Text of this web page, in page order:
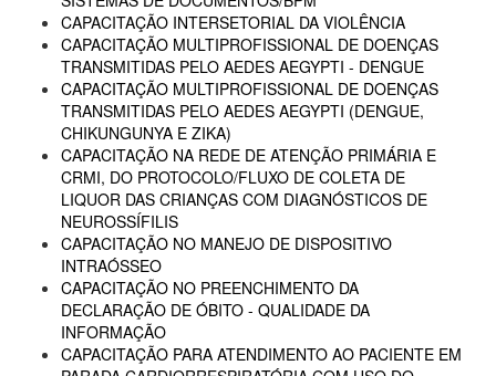
CAPACITAÇÃO INTERSETORIAL DA VIOLÊNCIA
CAPACITAÇÃO MULTIPROFISSIONAL DE DOENÇAS
TRANSMITIDAS PELO AEDES AEGYPTI - DENGUE
CAPACITAÇÃO MULTIPROFISSIONAL DE DOENÇAS
TRANSMITIDAS PELO AEDES AEGYPTI (DENGUE,
CHIKUNGUNYA E ZIKA)
CAPACITAÇÃO NA REDE DE ATENÇÃO PRIMÁRIA E
CRMI, DO PROTOCOLO/FLUXO DE COLETA DE
LIQUOR DAS CRIANÇAS COM DIAGNÓSTICOS DE
NEUROSSÍFILIS
CAPACITAÇÃO NO MANEJO DE DISPOSITIVO
INTRAÓSSEO
CAPACITAÇÃO NO PREENCHIMENTO DA
DECLARAÇÃO DE ÓBITO - QUALIDADE DA
INFORMAÇÃO
CAPACITAÇÃO PARA ATENDIMENTO AO PACIENTE EM